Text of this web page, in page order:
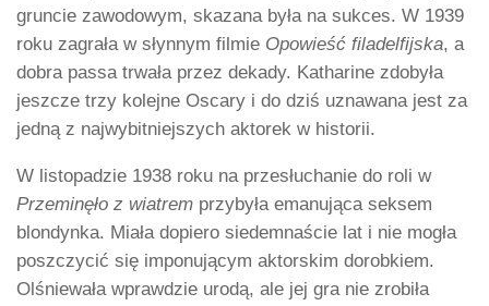
gruncie zawodowym, skazana była na sukces. W 1939
roku zagrała w słynnym filmie Opowieść filadelfijska, a
dobra passa trwała przez dekady. Katharine zdobyła
jeszcze trzy kolejne Oscary i do dziś uznawana jest za
jedną z najwybitniejszych aktorek w historii.
W listopadzie 1938 roku na przesłuchanie do roli w
Przeminęło z wiatrem przybyła emanująca seksem
blondynka. Miała dopiero siedemnaście lat i nie mogła
poszczycić się imponującym aktorskim dorobkiem.
Olśniewała wprawdzie urodą, ale jej gra nie zrobiła